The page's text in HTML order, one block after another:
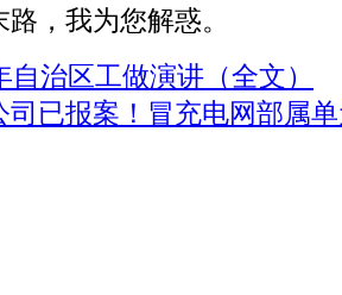
，我为您解惑。
自治区工做演讲（全文）
司已报案！冒充电网部属